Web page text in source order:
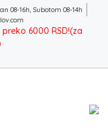
08-16h, Subotom 08-14h
6000 RSD!(za